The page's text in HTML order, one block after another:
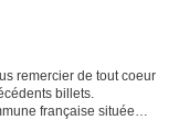
remercier de tout coeur
billets.
française située